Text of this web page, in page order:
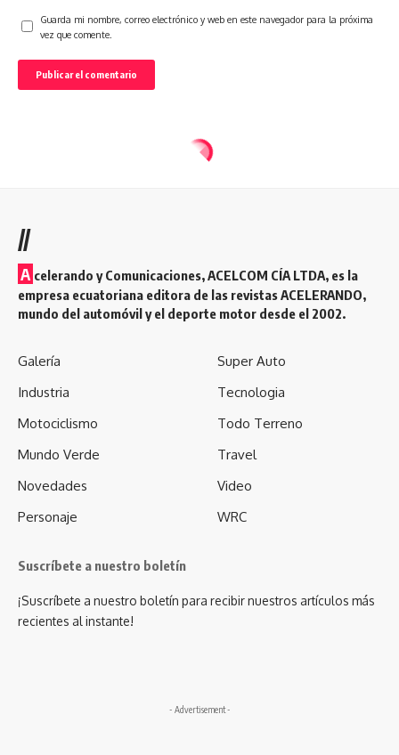
Guarda mi nombre, correo electrónico y web en este navegador para la próxima
vez que comente.
//
A celerando y Comunicaciones, ACELCOM CÍA LTDA, es la
empresa ecuatoriana editora de las revistas ACELERANDO,
mundo del automóvil y el deporte motor desde el 2002.
Galería
Industria
Motociclismo
Mundo Verde
Novedades
Personaje
Super Auto
Tecnologia
Todo Terreno
Travel
Video
WRC
Suscríbete a nuestro boletín
¡Suscríbete a nuestro boletín para recibir nuestros artículos más
recientes al instante!
- Advertisement -